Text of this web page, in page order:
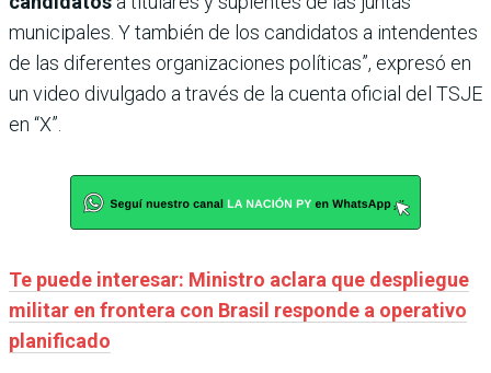
municipales. Y también de los candidatos a intendentes
de las diferentes organizaciones políticas”, expresó en
un video divulgado a través de la cuenta oficial del TSJE
en “X”.
Te puede interesar: Ministro aclara que despliegue
militar en frontera con Brasil responde a operativo
planificado